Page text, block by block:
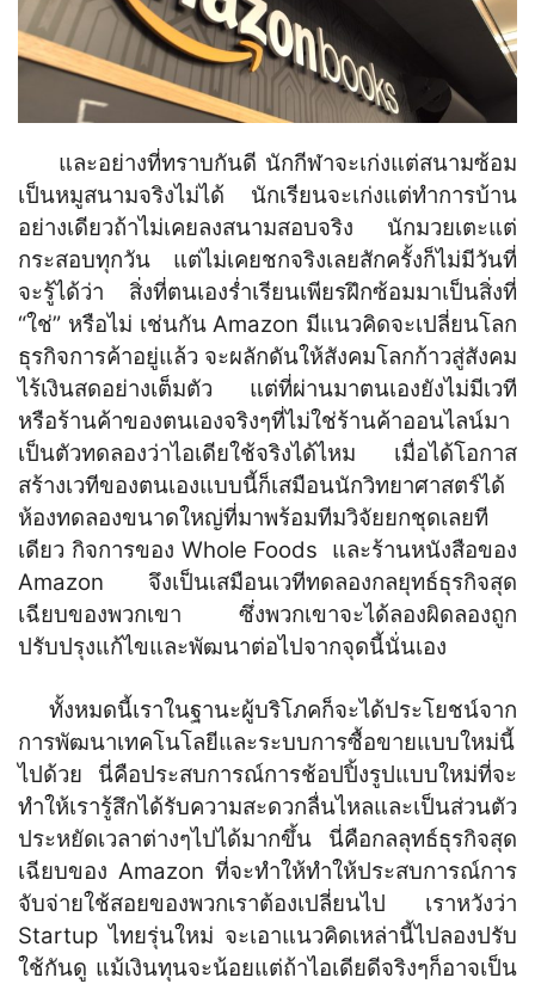
และอย่างที่ทราบกันดี นักกีฬาจะเก่งแต่สนามซ้อม
เป็นหมูสนามจริงไม่ได้ นักเรียนจะเก่งแต่ทำการบ้าน
อย่างเดียวถ้าไม่เคยลงสนามสอบจริง นักมวยเตะแต่
กระสอบทุกวัน แต่ไม่เคยชกจริงเลยสักครั้งก็ไม่มีวันที่
จะรู้ได้ว่า สิ่งที่ตนเองร่ำเรียนเพียรฝึกซ้อมมาเป็นสิ่งที่
“ใช่” หรือไม่ เช่นกัน Amazon มีแนวคิดจะเปลี่ยนโลก
ธุรกิจการค้าอยู่แล้ว จะผลักดันให้สังคมโลกก้าวสู่สังคม
ไร้เงินสดอย่างเต็มตัว แต่ที่ผ่านมาตนเองยังไม่มีเวที
หรือร้านค้าของตนเองจริงๆที่ไม่ใช่ร้านค้าออนไลน์มา
เป็นตัวทดลองว่าไอเดียใช้จริงได้ไหม เมื่อได้โอกาส
สร้างเวทีของตนเองแบบนี้ก็เสมือนนักวิทยาศาสตร์ได้
ห้องทดลองขนาดใหญ่ที่มาพร้อมทีมวิจัยยกชุดเลยที
เดียว กิจการของ Whole Foods และร้านหนังสือของ
Amazon จึงเป็นเสมือนเวทีทดลองกลยุทธ์ธุรกิจสุด
เฉียบของพวกเขา ซึ่งพวกเขาจะได้ลองผิดลองถูก
ปรับปรุงแก้ไขและพัฒนาต่อไปจากจุดนี้นั่นเอง
ทั้งหมดนี้เราในฐานะผู้บริโภคก็จะได้ประโยชน์จาก
การพัฒนาเทคโนโลยีและระบบการซื้อขายแบบใหม่นี้
ไปด้วย นี่คือประสบการณ์การช้อปปิ้งรูปแบบใหม่ที่จะ
ทำให้เรารู้สึกได้รับความสะดวกลื่นไหลและเป็นส่วนตัว
ประหยัดเวลาต่างๆไปได้มากขึ้น นี่คือกลลุทธ์ธุรกิจสุด
เฉียบของ Amazon ที่จะทำให้ทำให้ประสบการณ์การ
จับจ่ายใช้สอยของพวกเราต้องเปลี่ยนไป เราหวังว่า
Startup ไทยรุ่นใหม่ จะเอาแนวคิดเหล่านี้ไปลองปรับ
ใช้กันดู แม้เงินทุนจะน้อยแต่ถ้าไอเดียดีจริงๆก็อาจเป็น